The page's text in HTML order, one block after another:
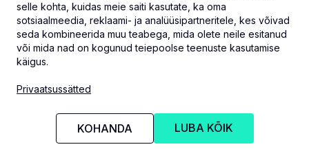
20:40
Switzerland National League
Bern - Lausanne
Privaatsussätted
selle kohta, kuidas meie saiti kasutate, ka oma
sotsiaalmeedia, reklaami- ja analüüsipartneritele, kes võivad
seda kombineerida muu teabega, mida olete neile esitanud
või mida nad on kogunud teiepoolse teenuste kasutamise
käigus.
Privaatsussätted
KOHANDA LUBA KÕIK